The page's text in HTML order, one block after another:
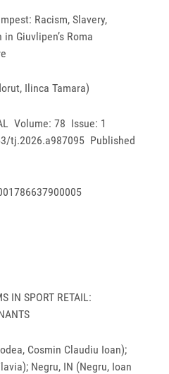
Racism, Slavery,
Giuvlipen’s Roma
Ilinca Tamara)
Volume: 78 Issue: 1
tj.2026.a987095 Published
IN SPORT RETAIL:
Cosmin Claudiu Ioan);
Negru, IN (Negru, Ioan